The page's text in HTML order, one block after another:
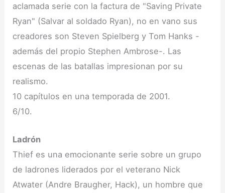
aclamada serie con la factura de "Saving Private
Ryan" (Salvar al soldado Ryan), no en vano sus
creadores son Steven Spielberg y Tom Hanks -
además del propio Stephen Ambrose-. Las
escenas de las batallas impresionan por su
realismo.
10 capítulos en una temporada de 2001.
6/10.
Ladrón
Thief es una emocionante serie sobre un grupo
de ladrones liderados por el veterano Nick
Atwater (Andre Braugher, Hack), un hombre que